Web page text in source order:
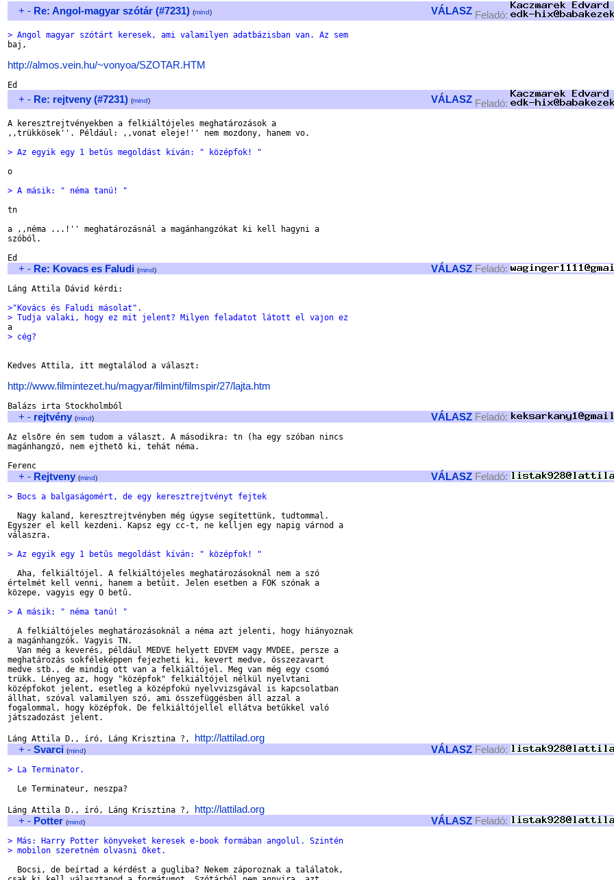
+ - Re: Angol-magyar szótár (#7231) (mind) VÁLASZ Feladó:
> Angol magyar szótárt keresek, ami valamilyen adatbázisban van. Az sem
baj,
http://almos.vein.hu/~vonyoa/SZOTAR.HTM
+ - Re: rejtveny (#7231) (mind) VÁLASZ Feladó:
A keresztrejtvényekben a felkiáltójeles meghatározások a
,,trükkösek''. Például: ,,vonat eleje!'' nem mozdony, hanem vo.
> Az egyik egy 1 betûs megoldást kíván: " középfok! "
o
> A másik: " néma tanú! "
tn
a ,,néma ...!'' meghatározásnál a magánhangzókat ki kell hagyni a
szóból.
+ - Re: Kovacs es Faludi (mind) VÁLASZ Feladó:
Láng Attila Dávid kérdi:
>"Kovács és Faludi másolat".
> Tudja valaki, hogy ez mit jelent? Milyen feladatot látott el vajon ez
> cég?
Kedves Attila, itt megtalálod a választ:
http://www.filmintezet.hu/magyar/filmint/filmspir/27/lajta.htm
+ - rejtvény (mind) VÁLASZ Feladó:
Az elsõre én sem tudom a választ. A másodikra: tn (ha egy szóban nincs
magánhangzó, nem ejthetõ ki, tehát néma.
+ - Rejtveny (mind) VÁLASZ Feladó:
> Bocs a balgaságomért, de egy keresztrejtvényt fejtek
  Nagy kaland, keresztrejtvényben még úgyse segítettünk, tudtommal.
Egyszer el kell kezdeni. Kapsz egy cc-t, ne kelljen egy napig várnod a
válaszra.
> Az egyik egy 1 betûs megoldást kíván: " középfok! "
  Aha, felkiáltójel. A felkiáltójeles meghatározásoknál nem a szó
értelmét kell venni, hanem a betûit. Jelen esetben a FOK szónak a
közepe, vagyis egy O betû.
> A másik: " néma tanú! "
  A felkiáltójeles meghatározásoknál a néma azt jelenti, hogy hiányoznak
a magánhangzók. Vagyis TN.
  Van még a keverés, például MEDVE helyett EDVEM vagy MVDEE, persze a
meghatározás sokféleképpen fejezheti ki, kevert medve, összezavart
medve stb., de mindig ott van a felkiáltójel. Meg van még egy csomó
trükk. Lényeg az, hogy "középfok" felkiáltójel nélkül nyelvtani
középfokot jelent, esetleg a középfokú nyelvvizsgával is kapcsolatban
állhat, szóval valamilyen szó, ami összefüggésben áll azzal a
fogalommal, hogy középfok. De felkiáltójellel ellátva betûkkel való
játszadozást jelent.
Láng Attila D., író, Láng Krisztina ?, http://lattilad.org
+ - Svarci (mind) VÁLASZ Feladó:
> La Terminator.
  Le Terminateur, neszpa?
Láng Attila D., író, Láng Krisztina ?, http://lattilad.org
+ - Potter (mind) VÁLASZ Feladó:
> Más: Harry Potter könyveket keresek e-book formában angolul. Szintén
> mobilon szeretném olvasni õket.
  Bocsi, de beírtad a kérdést a gugliba? Nekem záporoznak a találatok,